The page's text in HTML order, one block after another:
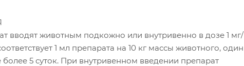
вводят животным подкожно или внутривенно в дозе 1 мг/
1 мл препарата на 10 кг массы животного, один
более 5 суток. При внутривенном введении препарат